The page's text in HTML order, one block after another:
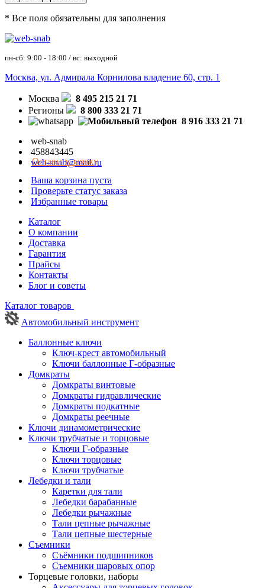
* Все поля обязательны для заполнения
пн-сб: 9:00 - 18:00 / вс: выходной
Москва, ул. Адмирала Корнилова владение 60, стр. 1
Москва
8 495 215 21 71
Регионы
8 800 333 21 71
8 916 333 21 71
web-snab
458843445
web-snab@mail.ru
Оставить заявку
Ваша корзина пуста
Проверьте статус заказа
Избранные товары
Каталог
О компании
Доставка
Гарантия
Прайсы
Контакты
Блог и советы
Каталог товаров
Автомобильный инструмент
Баллонные ключи
Ключ-крест автомобильный
Ключи баллонные Г-образные
Домкраты
Домкраты винтовые
Домкраты гидравлические
Домкраты подкатные
Домкраты реечные
Ключи динамометрические
Ключи трубчатые и торцовые
Ключи Г-образные
Ключи торцовые
Ключи трубчатые
Лебедки и тали
Каретки для тали
Лебедки барабанные
Лебедки рычажные
Тали цепные рычажные
Тали цепные шестерные
Съемники
Съёмники подшипников
Съемники шаровых опор
Торцевые головки, наборы